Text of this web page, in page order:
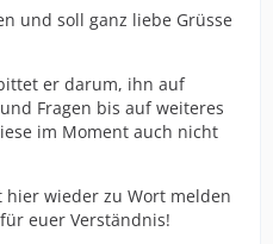
und soll ganz liebe Grüsse
er darum, ihn auf
Fragen bis auf weiteres
im Moment auch nicht
wieder zu Wort melden
euer Verständnis!